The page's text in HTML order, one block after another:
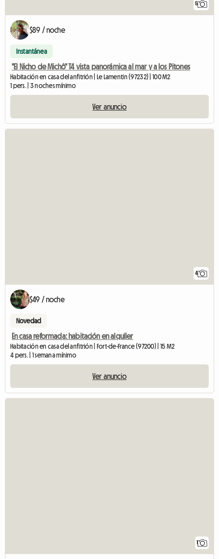
5
$89 / noche
Instantánea
"El Nicho de Michô" T4 vista panorámica al mar y a los Pitones
Habitación en casa del anfitrión | Le Lamentin (97232) | 100 M2
1 pers. | 3 noches mínimo
Ver anuncio
4
$49 / noche
Novedad
En casa reformada: habitación en alquiler
Habitación en casa del anfitrión | Fort-de-France (97200) | 15 M2
4 pers. | 1 semana mínimo
Ver anuncio
1